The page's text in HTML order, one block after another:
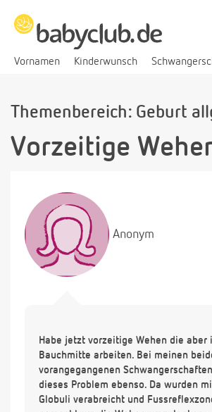
Vornamen Kinderwunsch
Themenbereich: Geburt
Vorzeitige
Anonym
Habe jetzt vorzeitige Wehen die aber
Bauchmitte arbeiten. Bei meinen
vorangegangenen
dieses Problem ebenso. Da wurden
Globuli verabreicht und